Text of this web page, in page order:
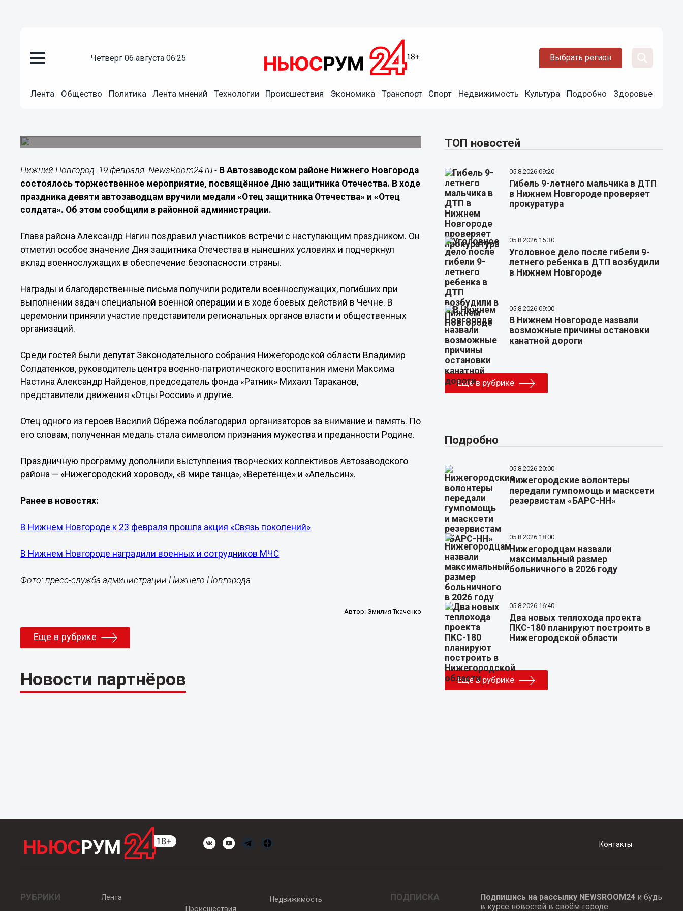
четверг 06 августа 06:25 Выбрать регион
Лента Общество Политика Лента мнений Технологии Происшествия Экономика Транспорт Спорт Недвижимость Культура Подробно Здоровье
Нижний Новгород. 19 февраля. NewsRoom24.ru - В Автозаводском районе Нижнего Новгорода
состоялось торжественное мероприятие, посвящённое Дню защитника Отечества. В ходе
праздника девяти автозаводцам вручили медали «Отец защитника Отечества» и «Отец
солдата». Об этом сообщили в районной администрации.
Глава района Александр Нагин поздравил участников встречи с наступающим праздником. Он
отметил особое значение Дня защитника Отечества в нынешних условиях и подчеркнул
вклад военнослужащих в обеспечение безопасности страны.
Награды и благодарственные письма получили родители военнослужащих, погибших при
выполнении задач специальной военной операции и в ходе боевых действий в Чечне. В
церемонии приняли участие представители региональных органов власти и общественных
организаций.
Среди гостей были депутат Законодательного собрания Нижегородской области Владимир
Солдатенков, руководитель центра военно-патриотического воспитания имени Максима
Настина Александр Найденов, председатель фонда «Ратник» Михаил Тараканов,
представители движения «Отцы России» и другие.
Отец одного из героев Василий Обрежа поблагодарил организаторов за внимание и память. По
его словам, полученная медаль стала символом признания мужества и преданности Родине.
Праздничную программу дополнили выступления творческих коллективов Автозаводского
района — «Нижегородский хоровод», «В мире танца», «Веретёнце» и «Апельсин».
Ранее в новостях:
В Нижнем Новгороде к 23 февраля прошла акция «Связь поколений»
В Нижнем Новгороде наградили военных и сотрудников МЧС
Фото: пресс-служба администрации Нижнего Новгорода
Автор: Эмилия Ткаченко
Еще в рубрике
Новости партнёров
ТОП новостей
05.8.2026 09:20
Гибель 9-летнего мальчика в ДТП
в Нижнем Новгороде проверяет
прокуратура
05.8.2026 15:30
Уголовное дело после гибели 9-
летнего ребенка в ДТП возбудили
в Нижнем Новгороде
05.8.2026 09:00
В Нижнем Новгороде назвали
возможные причины остановки
канатной дороги
Еще в рубрике
Подробно
05.8.2026 20:00
Нижегородские волонтеры
передали гумпомощь и масксети
резервистам «БАРС-НН»
05.8.2026 18:00
Нижегородцам назвали
максимальный размер
больничного в 2026 году
05.8.2026 16:40
Два новых теплохода проекта
ПКС-180 планируют построить в
Нижегородской области
Еще в рубрике
Контакты
РУБРИКИ
Лента
Происшествия
Недвижимость ПОДПИСКА Подпишись на рассылку NEWSROOM24и будь
в курсе новостей в своём городе: